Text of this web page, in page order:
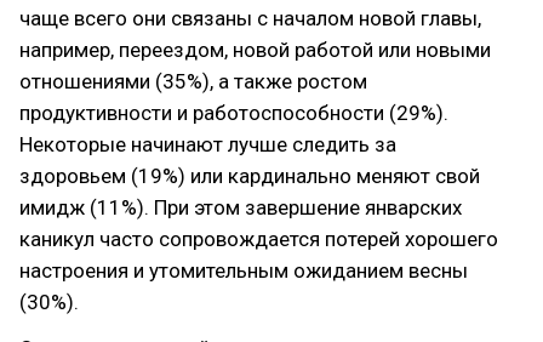
чаще всего они связаны с началом новой главы,
например, переездом, новой работой или новыми
отношениями (35%), а также ростом
продуктивности и работоспособности (29%).
Некоторые начинают лучше следить за
здоровьем (19%) или кардинально меняют свой
имидж (11%). При этом завершение январских
каникул часто сопровождается потерей хорошего
настроения и утомительным ожиданием весны
(30%).